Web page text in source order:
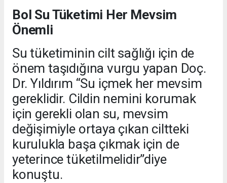
Bol Su Tüketimi Her Mevsim
Önemli
Su tüketiminin cilt sağlığı için de
önem taşıdığına vurgu yapan Doç.
Dr. Yıldırım “Su içmek her mevsim
gereklidir. Cildin nemini korumak
için gerekli olan su, mevsim
değişimiyle ortaya çıkan ciltteki
kurulukla başa çıkmak için de
yeterince tüketilmelidir”diye
konuştu.